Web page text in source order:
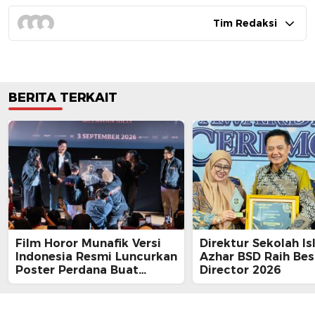
Tim Redaksi
BERITA TERKAIT
Film Horor Munafik Versi
Indonesia Resmi Luncurkan
Poster Perdana Buat
Kesan Spiritual Religi
Direktur Sekolah
Azhar BSD Raih
Director 2026